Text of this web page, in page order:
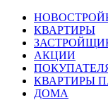
КВАРТИРЫ
АКЦИИ
КВАРТИРЫ
ДОМА